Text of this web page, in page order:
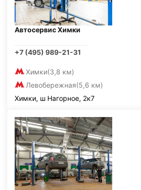
Автосервис Химки
+7 (495) 989-21-31
Химки(3,8 км)
Левобережная(5,6 км)
Химки, ш Нагорное, 2к7